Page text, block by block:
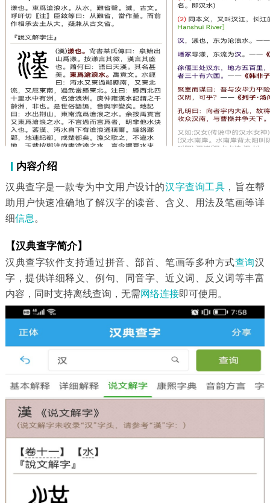
内容介绍
汉典查字是一款专为中文用户设计的汉字查询工具 ，旨在帮
助用户快速准确地了解汉字的读音、含义、用法及笔画等详
细信息 。
【汉典查字简介】
汉典查字软件支持通过拼音、部首、笔画等多种方式查询汉
字，提供详细释义、例句、同音字、近义词、反义词等丰富
内容，同时支持离线查询，无需网络连接即可使用。